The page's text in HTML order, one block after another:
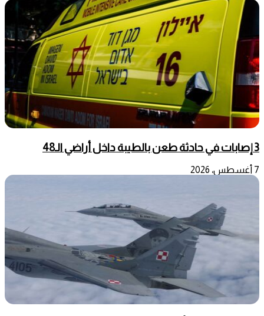
3 إصابات في حادثة طعن بالطيبة داخل أراضي الـ48
7 أغسطس، 2026